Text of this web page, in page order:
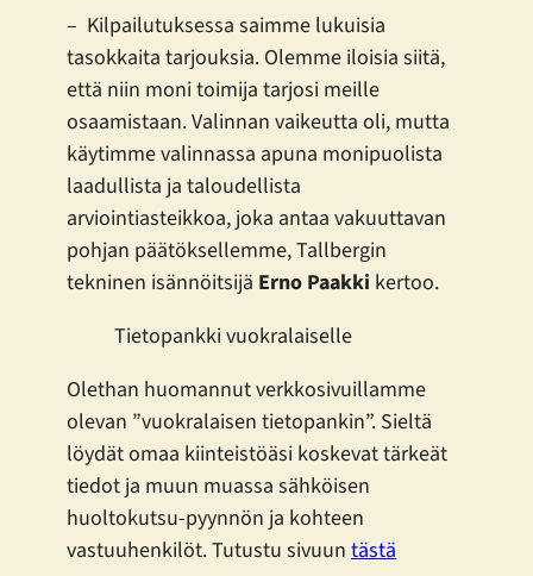
– Kilpailutuksessa saimme lukuisia
tasokkaita tarjouksia. Olemme iloisia siitä,
että niin moni toimija tarjosi meille
osaamistaan. Valinnan vaikeutta oli, mutta
käytimme valinnassa apuna monipuolista
laadullista ja taloudellista
arviointiasteikkoa, joka antaa vakuuttavan
pohjan päätöksellemme, Tallbergin
tekninen isännöitsijä Erno Paakki kertoo.
Tietopankki vuokralaiselle
Olethan huomannut verkkosivuillamme
olevan ”vuokralaisen tietopankin”. Sieltä
löydät omaa kiinteistöäsi koskevat tärkeät
tiedot ja muun muassa sähköisen
huoltokutsu-pyynnön ja kohteen
vastuuhenkilöt. Tutustu sivuun tästä